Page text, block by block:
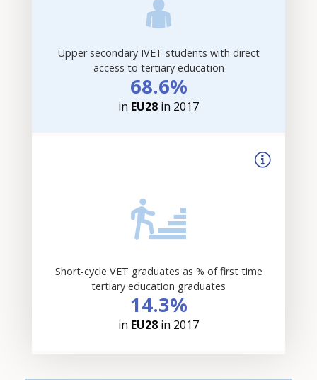
Upper secondary IVET students with direct
access to tertiary education
68.6%
in EU28 in 2017
Short-cycle VET graduates as % of first time
tertiary education graduates
14.3%
in EU28 in 2017